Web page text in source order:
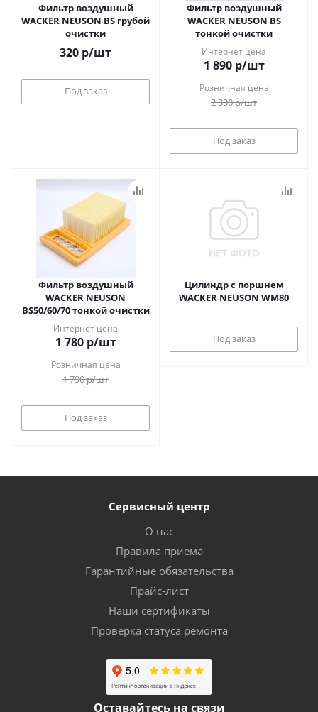
Фильтр воздушный
WACKER NEUSON BS грубой
очистки
320 р/шт
Под заказ
Фильтр воздушный
WACKER NEUSON BS
тонкой очистки
Интернет цена
1 890р/шт
Розничная цена
2 330р/шт
Под заказ
Фильтр воздушный
WACKER NEUSON
BS50/60/70 тонкой очистки
Интернет цена
1 780р/шт
Розничная цена
1 790р/шт
Под заказ
Цилиндр с поршнем
WACKER NEUSON WM80
Под заказ
Сервисный центр
О нас
Правила приема
Гарантийные обязательства
Прайс-лист
Наши сертификаты
Проверка статуса ремонта
Оставайтесь на связи